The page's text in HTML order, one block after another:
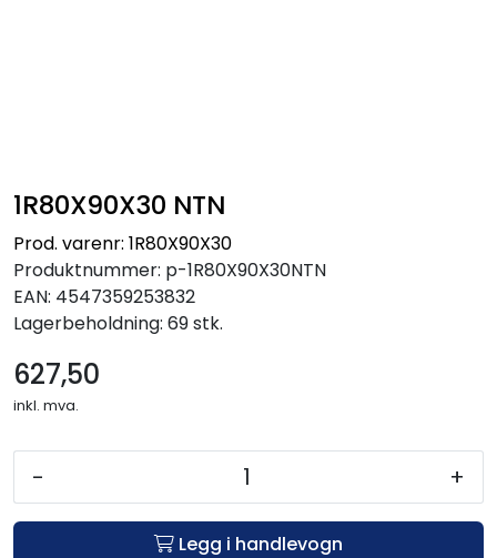
1R80X90X30 NTN
Prod. varenr: 1R80X90X30
Produktnummer: p-1R80X90X30NTN
EAN: 4547359253832
Lagerbeholdning: 69 stk.
627,50
inkl. mva.
- +
Legg i handlevogn